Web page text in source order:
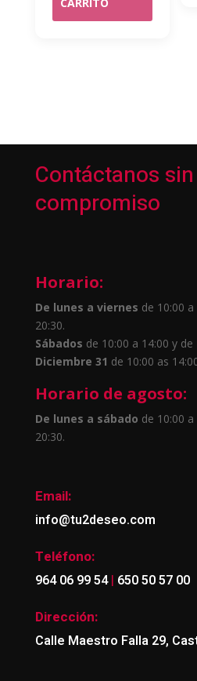
Contáctanos sin
compromiso
Horario:
De lunes a viernes de 10:00
20:30.
Sábados de 10:00 a 14:00 y de
Diciembre 31 de 10:00 as
Horario de agosto:
De lunes a sábado de 10:00
20:30.
Email:
info@tu2deseo.com
Teléfono:
964 06 99 54| 650 50 57 00
Dirección:
Calle Maestro Falla 29,